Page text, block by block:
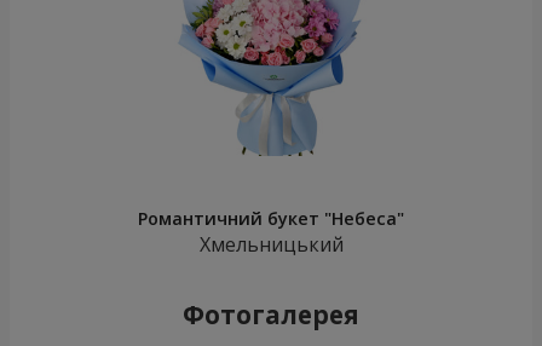
Романтичний букет "Небеса"
Хмельницький
Фотогалерея